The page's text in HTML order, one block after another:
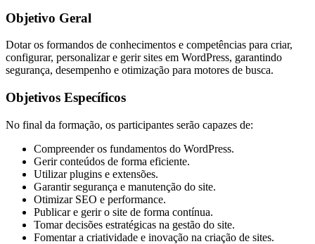
Objetivo Geral
Dotar os formandos de conhecimentos e competências para criar,
configurar, personalizar e gerir sites em WordPress, garantindo
segurança, desempenho e otimização para motores de busca.
Objetivos Específicos
No final da formação, os participantes serão capazes de:
Compreender os fundamentos do WordPress.
Gerir conteúdos de forma eficiente.
Utilizar plugins e extensões.
Garantir segurança e manutenção do site.
Otimizar SEO e performance.
Publicar e gerir o site de forma contínua.
Tomar decisões estratégicas na gestão do site.
Fomentar a criatividade e inovação na criação de sites.